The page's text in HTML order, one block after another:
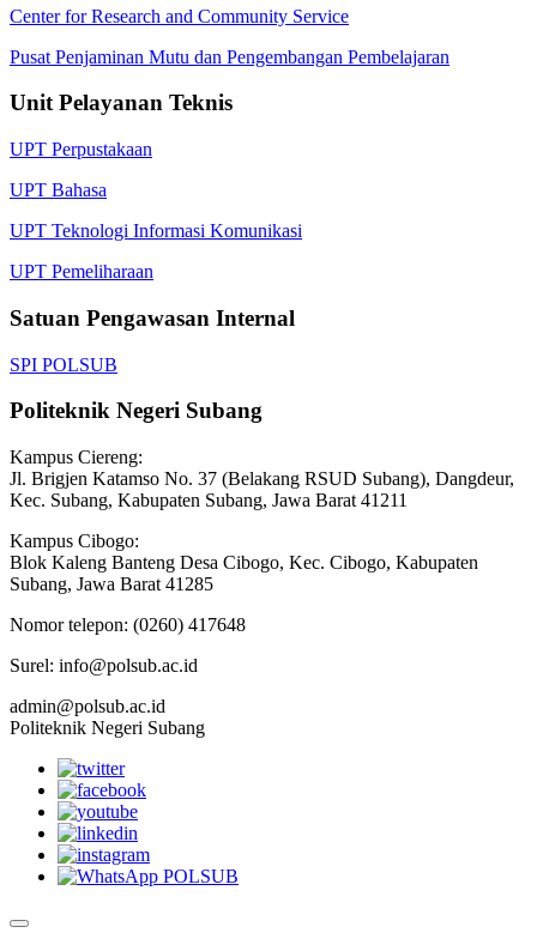
Center for Research and Community Service
Pusat Penjaminan Mutu dan Pengembangan Pembelajaran
Unit Pelayanan Teknis
UPT Perpustakaan
UPT Bahasa
UPT Teknologi Informasi Komunikasi
UPT Pemeliharaan
Satuan Pengawasan Internal
SPI POLSUB
Politeknik Negeri Subang
Kampus Ciereng:
Jl. Brigjen Katamso No. 37 (Belakang RSUD Subang), Dangdeur,
Kec. Subang, Kabupaten Subang, Jawa Barat 41211
Kampus Cibogo:
Blok Kaleng Banteng Desa Cibogo, Kec. Cibogo, Kabupaten
Subang, Jawa Barat 41285
Nomor telepon: (0260) 417648
Surel: info@polsub.ac.id
admin@polsub.ac.id
Politeknik Negeri Subang